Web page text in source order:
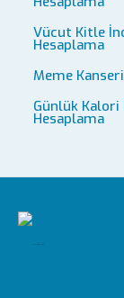
Vücut Kitle
Hesaplama
Meme
Günlük Kalori
Hesaplama